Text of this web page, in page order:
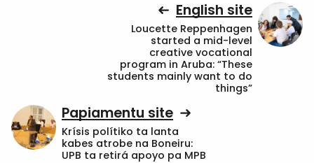
English site
Loucette Reppenhagen
started a mid-level
creative vocational
program in Aruba: “These
students mainly want to do
things”
Papiamentu site
Krísis polítiko ta lanta
kabes atrobe na Boneiru:
UPB ta retirá apoyo pa MPB